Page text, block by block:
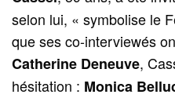
selon lui, « symbolise le
que ses co-interviewés
Catherine Deneuve,
hésitation : Monica